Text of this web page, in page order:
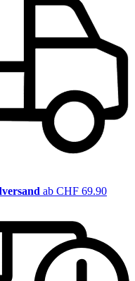
ab CHF 69.90